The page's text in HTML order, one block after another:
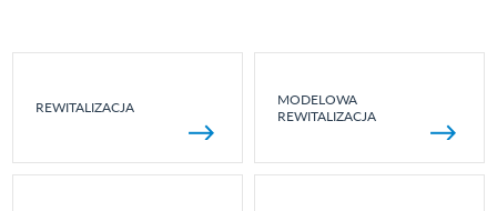
REWITALIZACJA
MODELOWA
REWITALIZACJA